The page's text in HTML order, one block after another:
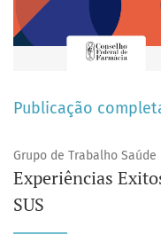
Publicação
Grupo de Trabalho Saúde
Experiências
SUS